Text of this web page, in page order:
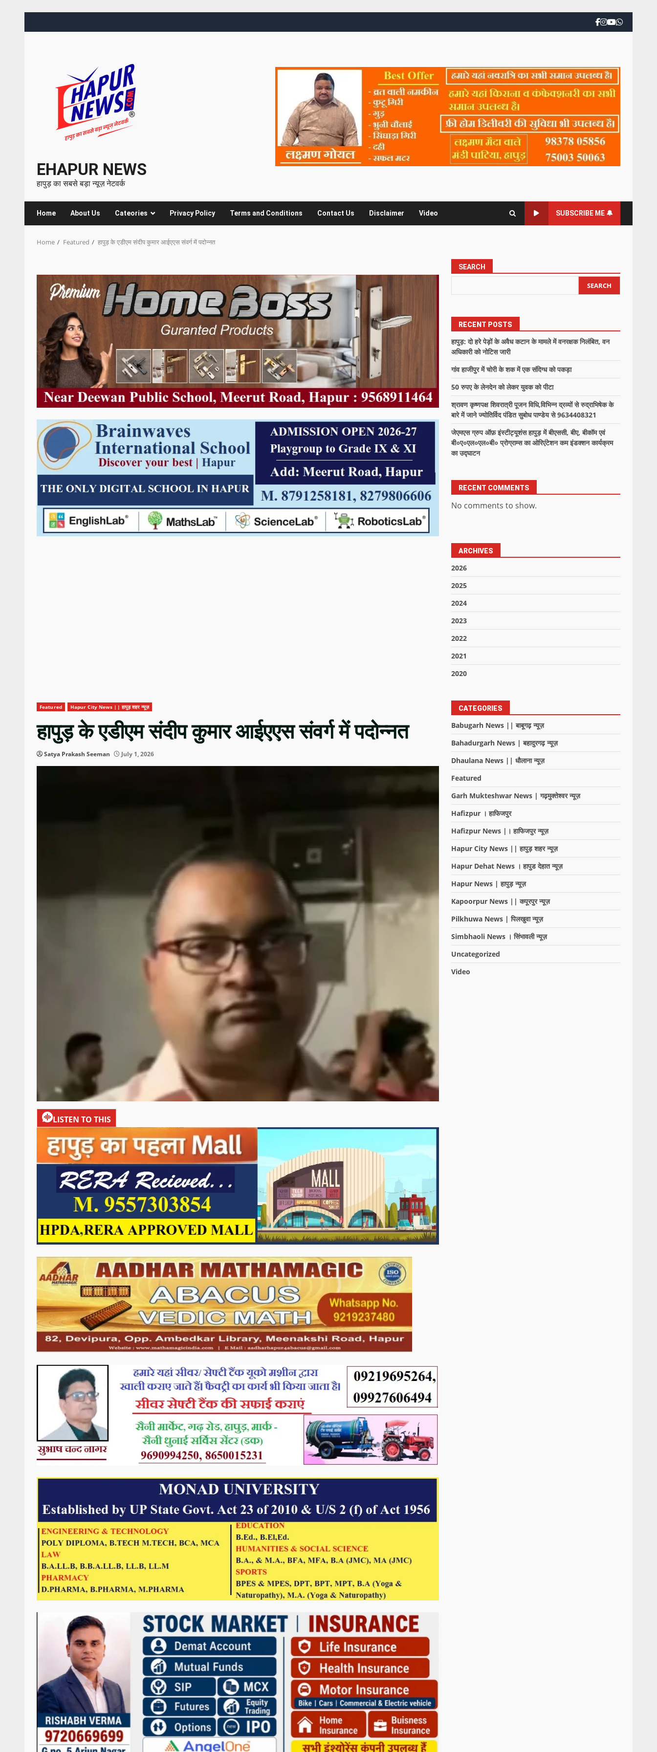
EHAPUR NEWS
हापुड़ का सबसे बड़ा न्यूज़ नेटवर्क
Home About Us Cateories Privacy Policy Terms and Conditions Contact Us Disclaimer Video SUBSCRIBE ME 🔔
Home Featured हापुड़ के एडीएम संदीप कुमार आईएएस संवर्ग में पदोन्नत
Featured Hapur City News || हापुड़ शहर न्यूज़
हापुड़ के एडीएम संदीप कुमार आईएएस संवर्ग में पदोन्नत
Satya Prakash Seeman July 1, 2026
LISTEN TO THIS
SEARCH
SEARCH
RECENT POSTS
हापुड़: दो हरे पेड़ों के अवैध कटान के मामले में वनरक्षक निलंबित, वन
अधिकारी को नोटिस जारी
गांव हाजीपुर में चोरी के शक में एक संदिग्ध को पकड़ा
50 रुपए के लेनदेन को लेकर युवक को पीटा
श्रावण कृष्णपक्ष शिवरात्री पूजन विधि,विभिन्न द्रव्यों से रुद्राभिषेक के
बारे में जाने ज्योतिर्विद पंडित सुबोध पाण्डेय से 9634408321
जेएमएस ग्रुप ऑफ़ इंस्टीट्यूशंस हापुड़ में बीएससी, बीए, बीकॉम एवं
बी०ए०एल०एल०बी० प्रोग्राम्स का ओरिएंटेशन कम इंडक्शन कार्यक्रम
का उद्घाटन
RECENT COMMENTS
No comments to show.
ARCHIVES
2026
2025
2024
2023
2022
2021
2020
CATEGORIES
Babugarh News || बाबूगढ़ न्यूज़
Bahadurgarh News | बहादुरगढ़ न्यूज़
Dhaulana News || धौलाना न्यूज़
Featured
Garh Mukteshwar News | गढ़मुक्तेश्वर न्यूज़
Hafizpur । हाफिजपुर
Hafizpur News |। हाफिजपुर न्यूज़
Hapur City News || हापुड़ शहर न्यूज़
Hapur Dehat News । हापुड देहात न्यूज़
Hapur News | हापुड़ न्यूज़
Kapoorpur News || कपूरपुर न्यूज़
Pilkhuwa News | पिलखुवा न्यूज़
Simbhaoli News । सिंभावली न्यूज़
Uncategorized
Video